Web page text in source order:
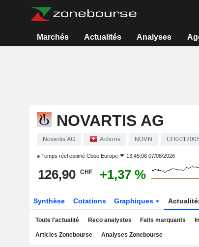
Marchés Actualités Analyses
NOVARTIS AG
Novartis AG Actions NOVN
Temps réel estimé Cboe Europe 13:45:06 07/08/2026
126,90 CHF +1,37 %
Synthèse Cotations Graphiques
Toute l'actualité Reco analystes Faits marquants
Articles Zonebourse Analyses Zonebourse